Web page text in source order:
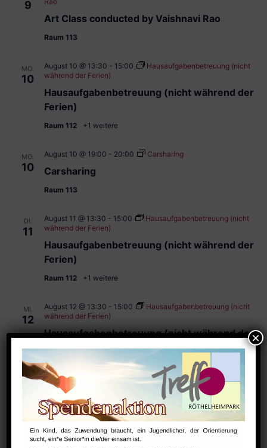
9
Art Class conducted by Vaishnavi Rao
Raum 113
MO.
10
Hausaufgabenbetreuung (nicht während der
Ferien)
August 10 @ 13:30 - 15:00
Hausaufgabenbetreuung (nicht
während der Ferien)
Raum 112 +1 weitere
MO.
10 Carsharing
August 10 @ 19:00 - 20:00 Carsharing
Raum 113
DI.
11
Hausaufgabenbetreuung (nicht während der
Ferien)
August 11 @ 13:30 - 15:00
Hausaufgabenbetreuung (nicht
während der Ferien)
Raum 112 +1 weitere
MI.
12
Hausaufgabenbetreuung (nicht während der
Ferien)
August 12 @ 13:30 - 15:00
Hausaufgabenbetreuung (nicht
während der Ferien)
Raum 112 +1 weitere
Wollmäuse
August 12 @ 15:00 Wollmäuse
Raum 113